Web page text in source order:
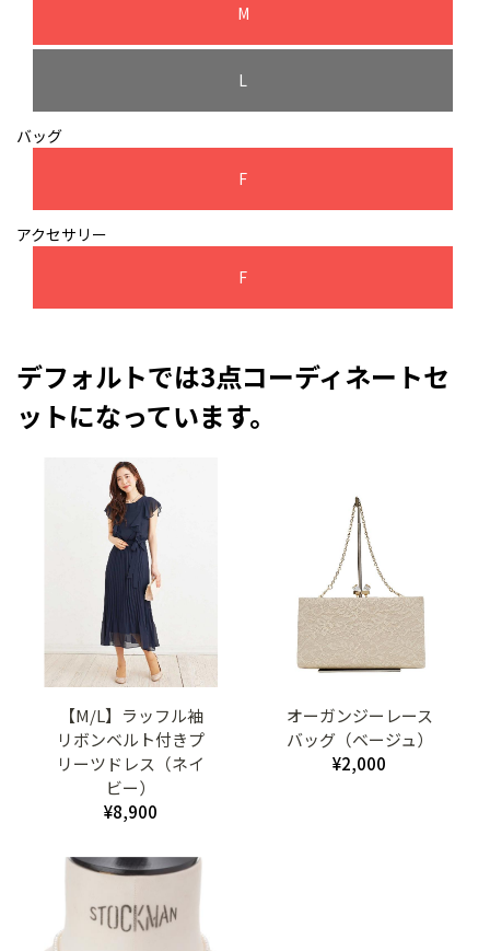
M
L
バッグ
F
アクセサリー
F
デフォルトでは3点コーディネートセ
ットになっています。
【M/L】ラッフル袖
リボンベルト付きプ
リーツドレス（ネイ
ビー）
¥8,900
オーガンジーレース
バッグ（ベージュ）
¥2,000